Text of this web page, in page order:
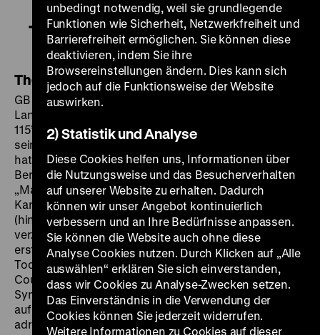
The Eyes of Orson Welles
The Eyes of Orson Welles
GB 2018, R/K: Mark Cousins, T: Ali Murray, S: Timo
Langer, P: Mary Bell, Adam Dawtrey, M: Matt Regan,
115’ ·
DCP, OF, Berlinpremiere SA 12.10. um 15 Uhr
seine Zeitgenossen Eisenstein, Cocteau und Fellini so
hat auch Orson Welles „mit den Augen gedacht“. Im
Bereich des Theaters und Films gilt Welles als ein
„Magier“. Aber er war auch ein geübter, scharfsichtiger
Karikaturist, der Briefe, Tagebücher und Postkarten mit
(hinterhältig-witzigen) Portraits seiner Mitmenschen
verzierte. In einer faszinierenden Dokumentation, die
erstmals mit Material aus dem Archiv von Welles’
Tochter und Alleinerbin Beatrice arbeitet, stellt Mark
Cousins diese Seite des Künstlers mit großer
Sympathie vor. Sein ungewöhnlicher Film verzichtet
auf Kommentare und Interviews. Stattdessen
adressiert er - ein wenig im Stil des späten Chris
unbedingt notwendig, weil sie grundlegende
Funktionen wie Sicherheit, Netzwerkfreiheit und
Barrierefreiheit ermöglichen. Sie können diese
deaktivieren, indem Sie ihre
Browsereinstellungen ändern. Dies kann sich
jedoch auf die Funktionsweise der Website
auswirken.
2) Statistik und Analyse
Diese Cookies helfen uns, Informationen über
die Nutzungsweise und das Besucherverhalten
auf unserer Website zu erhalten. Dadurch
können wir unser Angebot kontinuierlich
verbessern und an Ihre Bedürfnisse anpassen.
Sie können die Website auch ohne diese
Analyse Cookies nutzen. Durch Klicken auf „Alle
auswählen“ erklären Sie sich einverstanden,
dass wir Cookies zu Analyse-Zwecken setzen.
Das Einverständnis in die Verwendung der
Cookies können Sie jederzeit widerrufen.
Weitere Informationen zu Cookies auf dieser